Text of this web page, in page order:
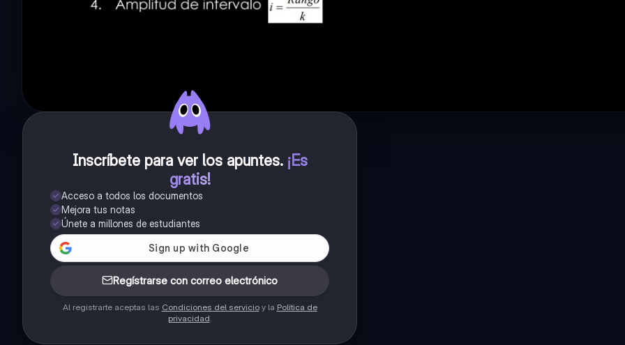
Inscríbete para ver los apuntes. ¡Es
gratis!
Acceso a todos los documentos
Mejora tus notas
Únete a millones de estudiantes
Regístrarse con correo electrónico
Al registrarte aceptas las Condiciones del servicioy la Política de
privacidad